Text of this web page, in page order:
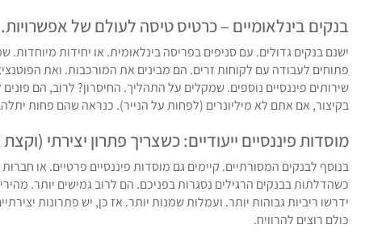
בנקים בינלאומיים – כרטיס טיסה לעולם של אפשרויות.
ישנם בנקים גדולים. עם סניפים בפריסה בינלאומית. או יחידות
פתוחים לעבודה עם לקוחות זרים. הם מבינים את המורכבות. ואת
שירותים פיננסיים נוספים. שמקלים על התהליך. החיסרון? לרוב, הם
בקיצור, אם אתם לא מיליונרים (לפחות על הנייר). כנראה שהם פחות
מוסדות פיננסיים ייעודיים: כשצריך פתרון יצירתי
בנוסף לבנקים המסורתיים. קיימים גם מוסדות פיננסיים פרטיים. או
כשהדלתות בבנקים הרגילים נסגרות בפניכם. הם לרוב גמישים יותר.
ידרשו ריביות גבוהות יותר. ועמלות שמנות יותר. אז כן, יש פתרונות
כולם רוצים להרוויח.